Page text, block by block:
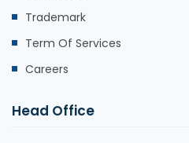
Trademark
Term Of Services
Careers
Head Office